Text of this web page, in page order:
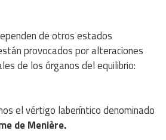
de otros estados
provocados por alteraciones
de los órganos del equilibrio:
el vértigo laberíntico denominado
de Menière.